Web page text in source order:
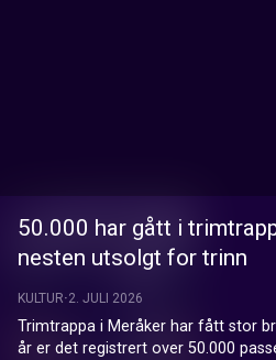
50.000 har gått i
nesten utsolgt for trinn
KULTUR 2. JULI 2026
Trimtrappa i Meråker har fått stor
år er det registrert over 50.000